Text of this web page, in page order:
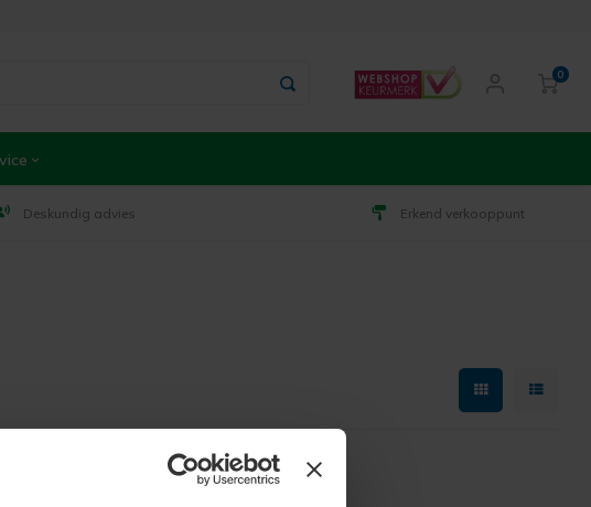
0
Deskundig advies Erkend verkooppunt